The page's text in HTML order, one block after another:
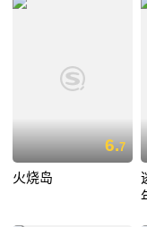
6.7
火烧岛